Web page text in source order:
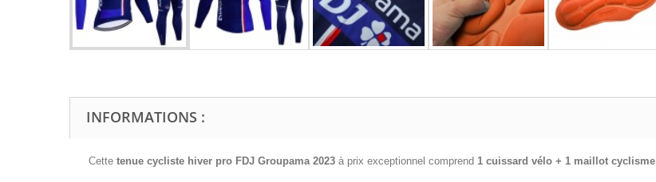
INFORMATIONS :
Cette tenue cycliste hiver pro FDJ Groupama 2023 à prix exceptionnel comprend 1 cuissard vélo + 1 maillot cyclisme